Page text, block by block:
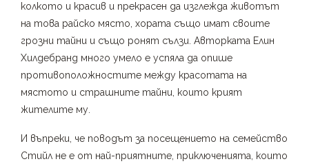
колкото и красив и прекрасен да изглежда животът
на това райско място, хората също имат своите
грозни тайни и също ронят сълзи. Авторката Елин
Хилдебранд много умело е успяла да опише
противоположностите между красотата на
мястото и страшните тайни, които крият
жителите му.
И въпреки, че поводът за посещението на семейство
Стийл не е от най-приятните, приключенията, които